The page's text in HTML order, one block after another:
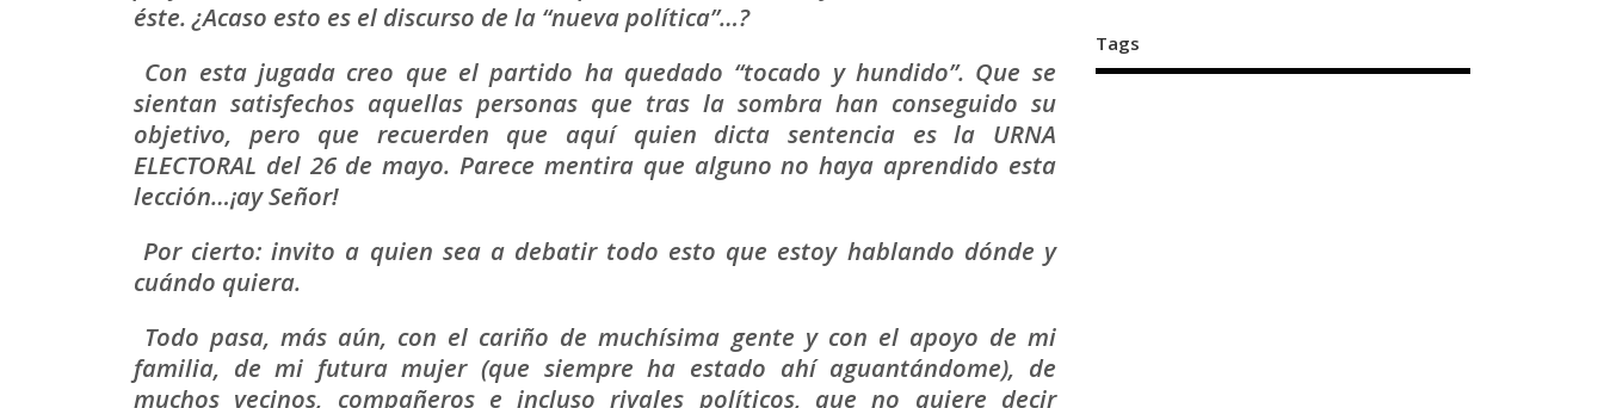
éste. ¿Acaso esto es el discurso de la “nueva política”…?
Con esta jugada creo que el partido ha quedado “tocado y hundido”. Que se
sientan satisfechos aquellas personas que tras la sombra han conseguido su
objetivo, pero que recuerden que aquí quien dicta sentencia es la URNA
ELECTORAL del 26 de mayo. Parece mentira que alguno no haya aprendido esta
lección…¡ay Señor!
Por cierto: invito a quien sea a debatir todo esto que estoy hablando dónde y
cuándo quiera.
Todo pasa, más aún, con el cariño de muchísima gente y con el apoyo de mi
familia, de mi futura mujer (que siempre ha estado ahí aguantándome), de
muchos vecinos, compañeros e incluso rivales políticos, que no quiere decir
Tags